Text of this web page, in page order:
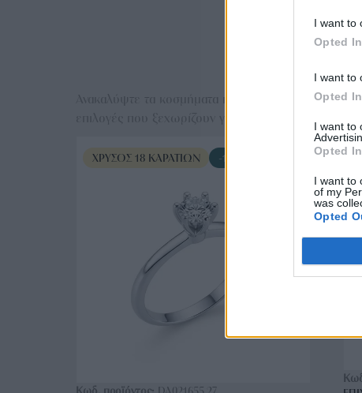
I want to
Opted In
I want to
Opted In
I want to
Opted In
I want to
of my
was
Opted
Ανακαλύψτε τα κοσμήματα που αγαπήθηκαν
ΧΡΥΣΌΣ 18 ΚΑΡΑΤΊΩΝ -10%